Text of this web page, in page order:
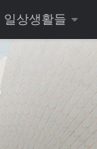
일상생활들